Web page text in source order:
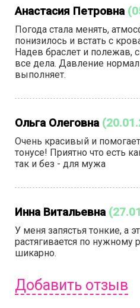
Анастасия Петровна
Погода стала менять,
понизилось и встать с
Надев браслет и полежав,
все дела. Давление
выполняет.
Ольга Олеговна
Очень красивый и
тонусе! Приятно что есть
так и без - для мужа
Инна Витальевна
У меня запястья тонкие, а
растягивается по нужному
шикарно.
Добавить отзыв